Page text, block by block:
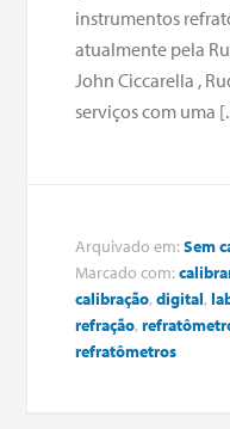
instrumentos
atualmente pela
John Ciccarella ,
serviços com uma
Arquivado em:Sem
Marcado com:
calibração,digital,
refração,
refratômetros